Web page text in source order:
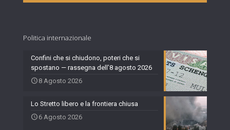
Politica internazionale
Confini che si chiudono, poteri che si
spostano — rassegna dell’8 agosto 2026
8 Agosto 2026
Lo Stretto libero e la frontiera chiusa
6 Agosto 2026